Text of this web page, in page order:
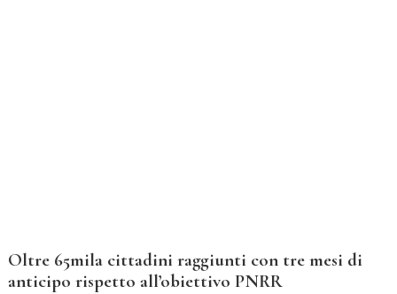
Oltre 65mila cittadini raggiunti con tre mesi di
anticipo rispetto all’obiettivo PNRR